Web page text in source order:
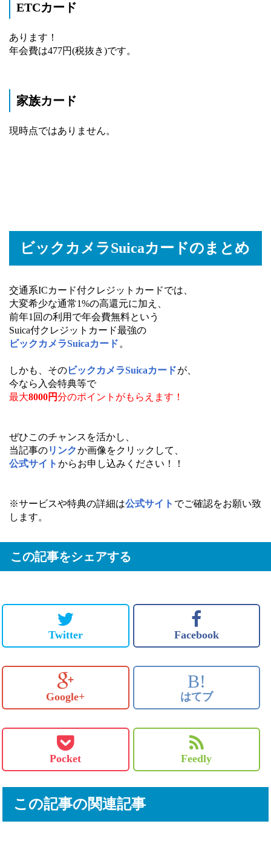
ETCカード
あります！
年会費は477円(税抜き)です。
家族カード
現時点ではありません。
ビックカメラSuicaカードのまとめ
交通系ICカード付クレジットカードでは、
大変希少な通常1%の高還元に加え、
前年1回の利用で年会費無料という
Suica付クレジットカード最強の
ビックカメラSuicaカード 。
しかも、そのビックカメラSuicaカードが、
今なら入会特典等で
最大8000円分のポイントがもらえます！
ぜひこのチャンスを活かし、
当記事のリンクか画像をクリックして、
公式サイト からお申し込みください！！
※サービスや特典の詳細は公式サイト でご確認をお願い致
します。
この記事をシェアする
Twitter Facebook
Google+
B!
はてブ
Pocket Feedly
この記事の関連記事